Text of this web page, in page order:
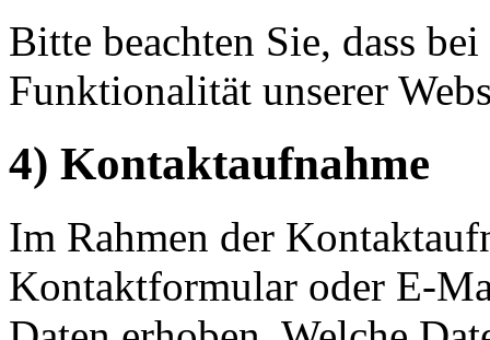
Bitte beachten Sie, dass
Funktionalität unserer
4) Kontaktaufnahme
Im Rahmen der
Kontaktformular oder E-